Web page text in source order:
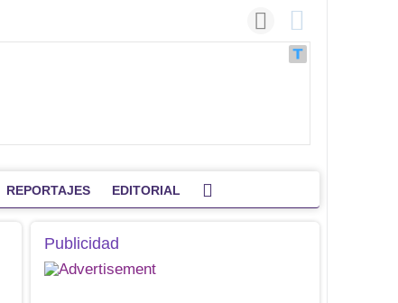
REPORTAJES EDITORIAL
Publicidad